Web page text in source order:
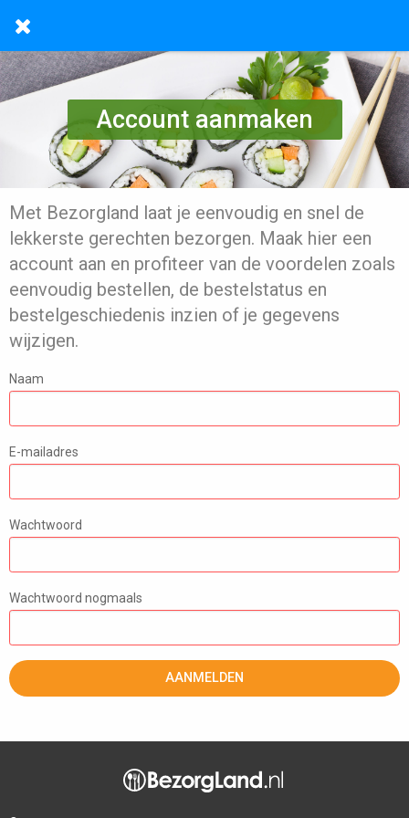
Account aanmaken
Met Bezorgland laat je eenvoudig en snel de
lekkerste gerechten bezorgen. Maak hier een
account aan en profiteer van de voordelen zoals
eenvoudig bestellen, de bestelstatus en
bestelgeschiedenis inzien of je gegevens
wijzigen.
Naam
E-mailadres
Wachtwoord
Wachtwoord nogmaals
AANMELDEN